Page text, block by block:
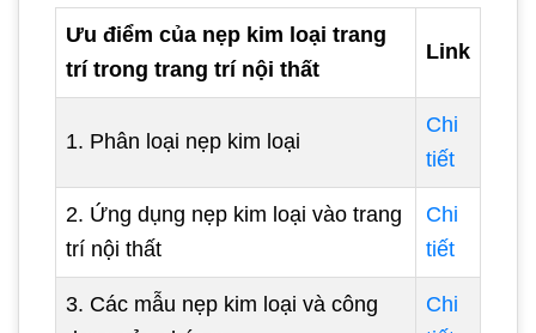
Ưu điểm của nẹp kim loại trang
trí trong trang trí nội thất
Link
1. Phân loại nẹp kim loại
Chi
tiết
2. Ứng dụng nẹp kim loại vào trang
trí nội thất
Chi
tiết
3. Các mẫu nẹp kim loại và công
Chi